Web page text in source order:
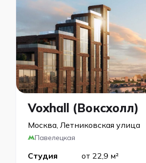
Voxhall (Воксхолл)
Москва, Летниковская улица
Павелецкая
Студия от 22,9 м²